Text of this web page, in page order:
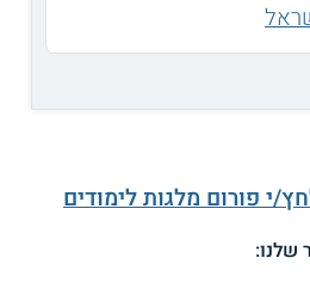
י פורום מלגות לימודים
שלנו: